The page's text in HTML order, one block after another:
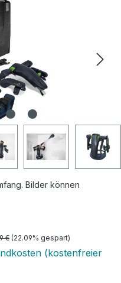
Bilder können
Preis:
€ (22.09% gespart)
(kostenfreier